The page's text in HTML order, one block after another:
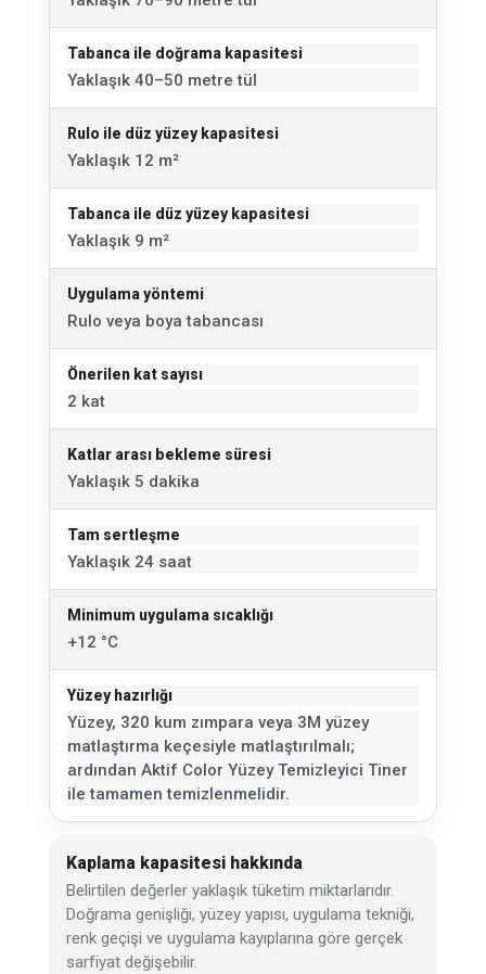
Tabanca ile doğrama kapasitesi
Yaklaşık 40–50 metre tül
Rulo ile düz yüzey kapasitesi
Yaklaşık 12 m²
Tabanca ile düz yüzey kapasitesi
Yaklaşık 9 m²
Uygulama yöntemi
Rulo veya boya tabancası
Önerilen kat sayısı
2 kat
Katlar arası bekleme süresi
Yaklaşık 5 dakika
Tam sertleşme
Yaklaşık 24 saat
Minimum uygulama sıcaklığı
+12 °C
Yüzey hazırlığı
Yüzey, 320 kum zımpara veya 3M yüzey
matlaştırma keçesiyle matlaştırılmalı;
ardından Aktif Color Yüzey Temizleyici Tiner
ile tamamen temizlenmelidir.
Kaplama kapasitesi hakkında
Belirtilen değerler yaklaşık tüketim miktarlarıdır.
Doğrama genişliği, yüzey yapısı, uygulama tekniği,
renk geçişi ve uygulama kayıplarına göre gerçek
sarfiyat değişebilir.